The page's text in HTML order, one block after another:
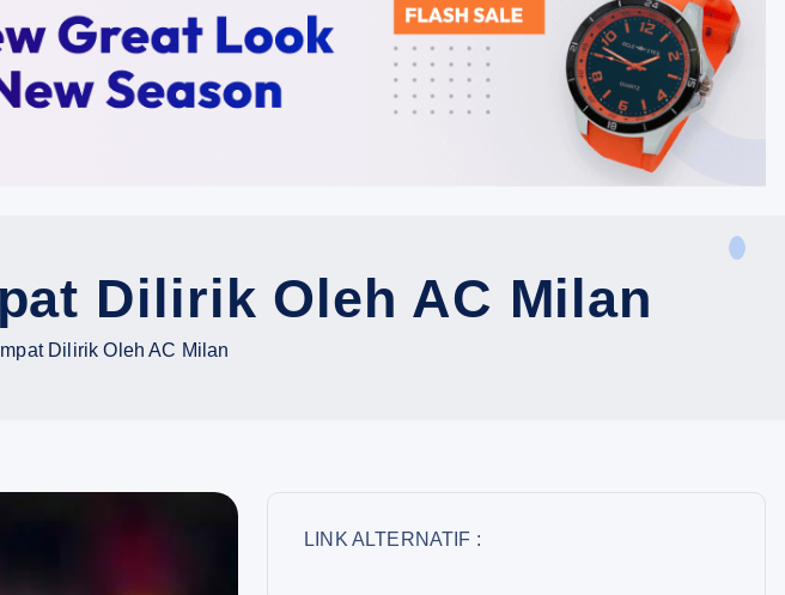
Dilirik Oleh AC Milan
Dilirik Oleh AC Milan
LINK ALTERNATIF :